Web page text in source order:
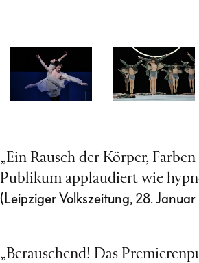
„Ein Rausch der Körper,
Publikum applaudiert wie
(Leipziger Volkszeitung, 28.
„Berauschend! Das